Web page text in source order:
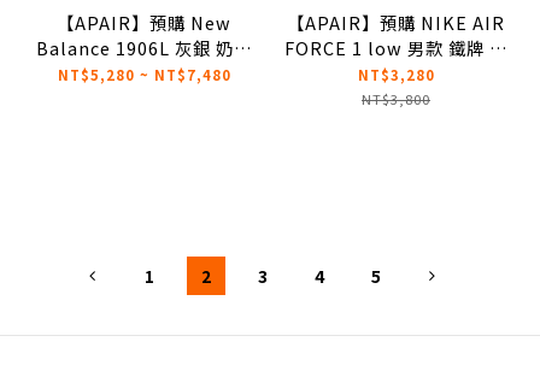
【APAIR】預購 New
Balance 1906L 灰銀 奶油
底 復古休閒鞋 樂福鞋
NT$5,280 ~ NT$7,480
【APAIR】預購 NIKE AIR
FORCE 1 low 男款 鐵牌 灰
白 拼接 漆皮 麻繩鞋帶
HV9405-001
NT$3,280
NT$3,800
1 2 3 4 5